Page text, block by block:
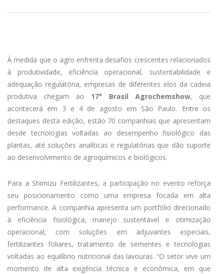
À medida que o agro enfrenta desafios crescentes relacionados
à produtividade, eficiência operacional, sustentabilidade e
adequação regulatória, empresas de diferentes elos da cadeia
produtiva chegam ao 17° Brasil Agrochemshow, que
acontecerá em 3 e 4 de agosto em São Paulo. Entre os
destaques desta edição, estão 70 companhias que apresentam
desde tecnologias voltadas ao desempenho fisiológico das
plantas, até soluções analíticas e regulatórias que dão suporte
ao desenvolvimento de agroquímicos e biológicos.
Para a Shimizu Fertilizantes, a participação no evento reforça
seu posicionamento como uma empresa focada em alta
performance. A companhia apresenta um portfólio direcionado
à eficiência fisiológica, manejo sustentável e otimização
operacional, com soluções em adjuvantes especiais,
fertilizantes foliares, tratamento de sementes e tecnologias
voltadas ao equilíbrio nutricional das lavouras. “O setor vive um
momento de alta exigência técnica e econômica, em que